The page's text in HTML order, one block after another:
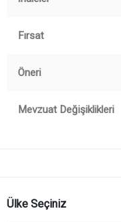
Fırsat
Öneri
Mevzuat Değişiklikleri
Ülke Seçiniz